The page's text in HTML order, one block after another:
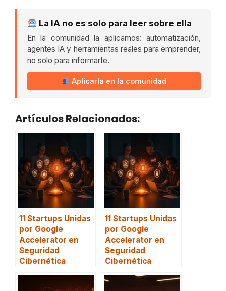
La IA no es solo para leer sobre ella
En la comunidad la aplicamos: automatización,
agentes IA y herramientas reales para emprender,
no solo para informarte.
Aplicarla en la comunidad
Artículos Relacionados:
11 Startups Unidas
por Google
Accelerator en
Seguridad
Cibernética
11 Startups Unidas
por Google
Accelerator en
Seguridad
Cibernética